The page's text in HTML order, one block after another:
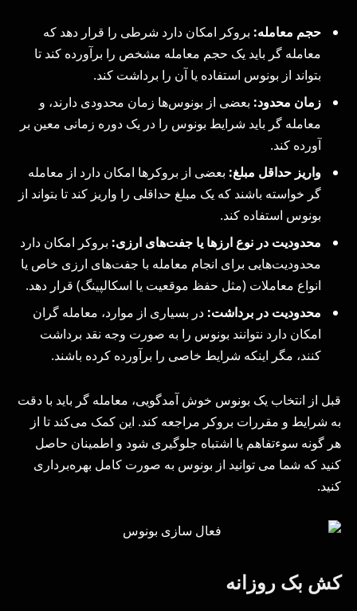
حجم معامله: بروکر امکان دارد شرطی را قرار دهد که
معامله‌ گر باید یک حجم معامله مشخص را برآورده کند تا
بتواند از بونوس استفاده یا آن را برداشت کند.
زمان محدود: بعضی از بونوس‌ها زمان محدودی دارند، و
معامله‌ گر باید شرایط بونوس را در یک دوره زمانی معین بر
آورده کند.
واریز حداقل مبلغ: بعضی از بروکرها امکان دارد از معامله‌
گر خواسته باشند که یک مبلغ حداقلی را واریز کند تا بتواند از
بونوس استفاده کند.
محدودیت در نوع ارزها یا جفت‌های ارزی: بروکر امکان دارد
محدودیت‌هایی برای انجام معامله با جفت‌های ارزی خاص یا
انواع معاملات (مثل حفظ موقعیت یا اسکالپینگ) قرار دهد.
محدودیت در برداشت: در بسیاری از موارد، معامله‌ گران
امکان دارد نتوانند بونوس را به صورت وجه نقد برداشت
کنند، مگر اینکه شرایط خاصی را برآورده کرده باشند.
قبل از انتخاب یک بونوس خوش‌ آمدگویی، معامله‌ گر باید با دقت
به شرایط و مقررات بروکر مراجعه کند. این کمک می‌کند تا از
هر گونه سوءتفاهم یا اشتباه جلوگیری شود و اطمینان حاصل
کنید که شما می‌ توانید از بونوس به صورت کامل بهره‌برداری
کنید.
کش بک روزانه